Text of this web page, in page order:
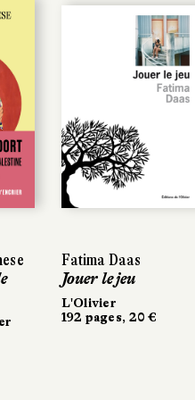
Fatima Daas
Jouer le jeu
L'Olivier
192 pages, 20 €
Fatima Daas
Jouer le jeu
L'Olivier
192 pages, 20 €